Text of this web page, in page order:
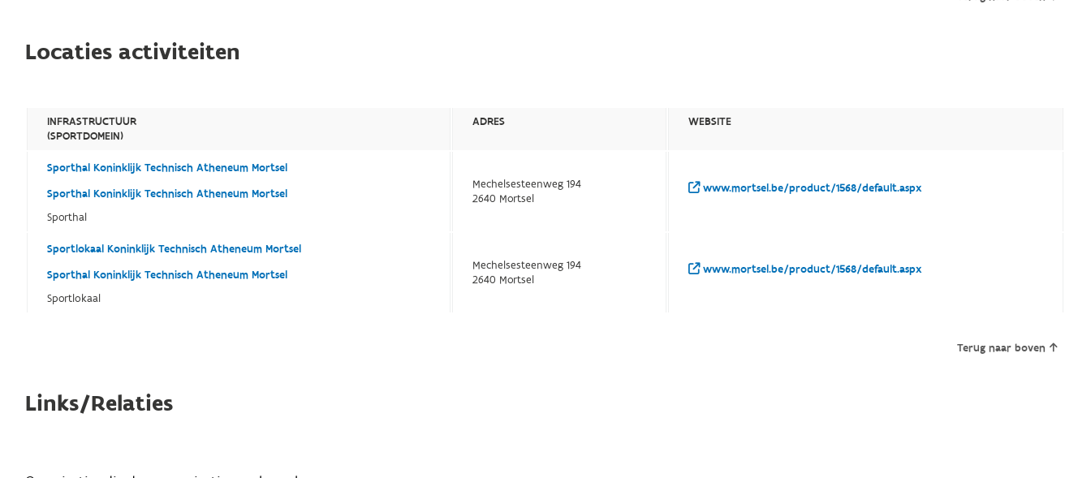
Locaties activiteiten
INFRASTRUCTUUR
(SPORTDOMEIN)
ADRES WEBSITE
Sporthal Koninklijk Technisch Atheneum Mortsel
Sporthal Koninklijk Technisch Atheneum Mortsel
Sporthal
Mechelsesteenweg 194
2640 Mortsel
www.mortsel.be/product/1568/default.aspx
Sportlokaal Koninklijk Technisch Atheneum Mortsel
Sporthal Koninklijk Technisch Atheneum Mortsel
Sportlokaal
Mechelsesteenweg 194
2640 Mortsel
www.mortsel.be/product/1568/default.aspx
Terug naar boven
Links/Relaties